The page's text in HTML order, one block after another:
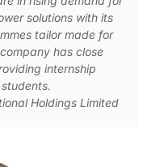
Learning further
Choi
Advisory Services at